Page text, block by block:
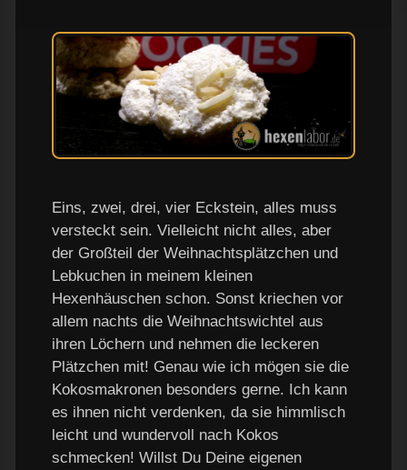
Eins, zwei, drei, vier Eckstein, alles muss
versteckt sein. Vielleicht nicht alles, aber
der Großteil der Weihnachtsplätzchen und
Lebkuchen in meinem kleinen
Hexenhäuschen schon. Sonst kriechen vor
allem nachts die Weihnachtswichtel aus
ihren Löchern und nehmen die leckeren
Plätzchen mit! Genau wie ich mögen sie die
Kokosmakronen besonders gerne. Ich kann
es ihnen nicht verdenken, da sie himmlisch
leicht und wundervoll nach Kokos
schmecken! Willst Du Deine eigenen